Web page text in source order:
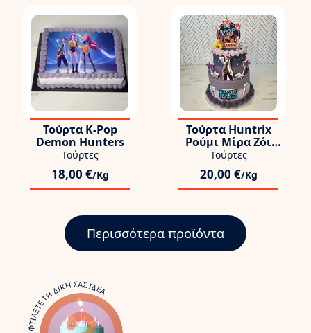
Τούρτα K-Pop
Demon Hunters
Τούρτες
18,00 €/Kg
Τούρτα Huntrix
Ρούμι Μίρα Ζόι
Μικρόφωνα
Τούρτες
20,00 €/Kg
Περισσότερα προϊόντα
ΦΤΙΑΞΤΕ ΤΗ ΔΙΚΗ ΣΑΣ ΙΔΕΑ